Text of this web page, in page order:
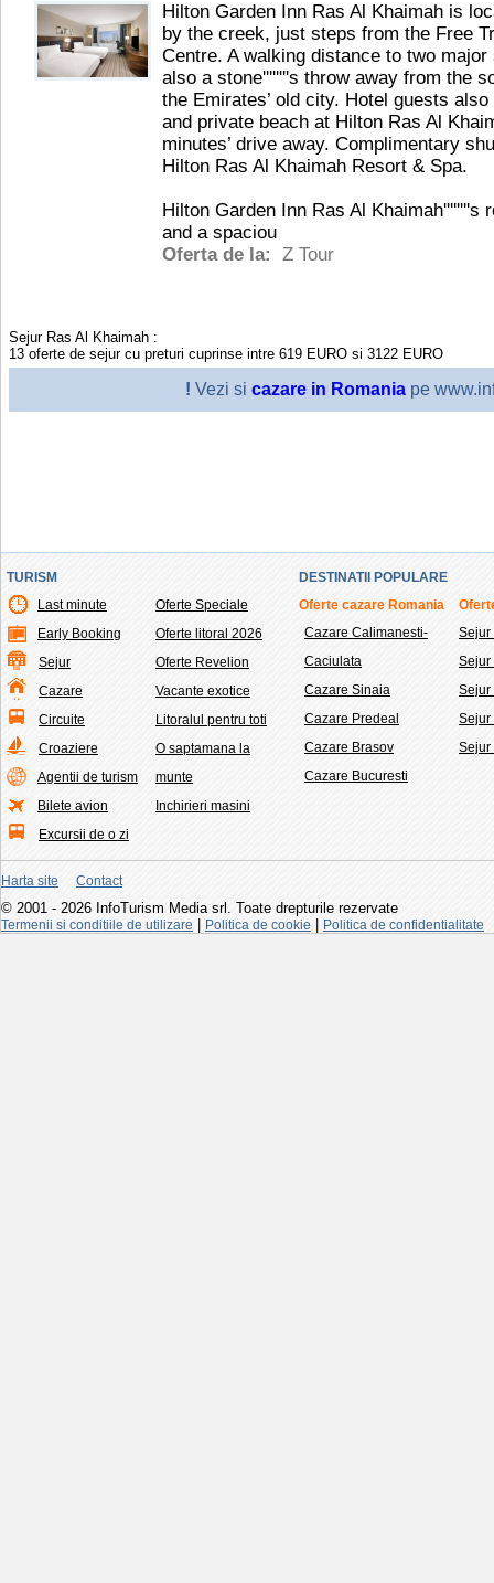
Hilton Garden Inn Ras Al Khaimah is
by the creek, just steps from the Free
Centre. A walking distance to two
also a stone''''''''s throw away from the
the Emirates’ old city. Hotel guests
and private beach at Hilton Ras Al
minutes’ drive away. Complimentary
Hilton Ras Al Khaimah Resort & Spa.
Hilton Garden Inn Ras Al Khaimah''''''''s
and a spaciou
Oferta de la:
Z Tour
Sejur Ras Al Khaimah :
13 oferte de sejur cu preturi cuprinse intre 619 EURO si 3122 EURO
! Vezi si cazare in Romania pe
TURISM
Last minute
Early Booking
Sejur
Cazare
Circuite
Croaziere
Agentii de turism
Bilete avion
Excursii de o zi
Oferte Speciale
Oferte litoral 2026
Oferte Revelion
Vacante exotice
Litoralul pentru toti
O saptamana la
munte
Inchirieri masini
DESTINATII POPULARE
Oferte cazare Romania
Cazare Calimanesti-
Caciulata
Cazare Sinaia
Cazare Predeal
Cazare Brasov
Cazare Bucuresti
Sejur
Sejur
Sejur
Sejur
Sejur
Harta site Contact
© 2001 - 2026 InfoTurism Media srl. Toate drepturile rezervate
Termenii si conditiile de utilizare Politica de cookie Politica de confidentialitate